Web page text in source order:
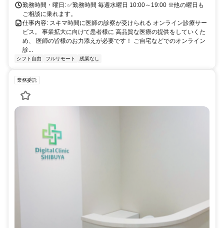
勤務時間・曜日: ✅勤務時間 毎週水曜日 10:00～19:00 ※他の曜日も
ご相談に乗れます。
仕事内容: スキマ時間に医師の診察が受けられる オンライン診療サー
ビス。 事業拡大に向けて患者様に 高品質な医療の提供をしていくた
め、 医師の皆様のお力添えが必要です！ ご自宅などでのオンライン
診...
シフト自由 フルリモート 残業なし
業務委託